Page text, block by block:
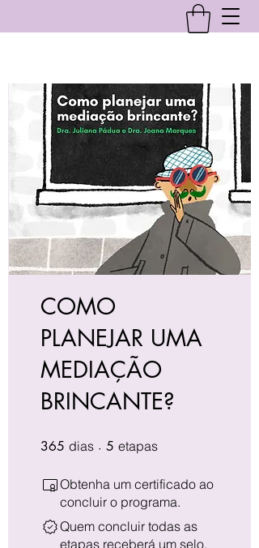
COMO
PLANEJAR UMA
MEDIAÇÃO
BRINCANTE?
365 dias 365 dias
5 etapas
Obtenha um certificado ao
concluir o programa.
Quem concluir todas as
etapas receberá um selo.